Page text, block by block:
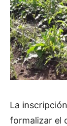
La
formalizar el